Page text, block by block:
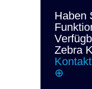
Haben
Zebra
⊕